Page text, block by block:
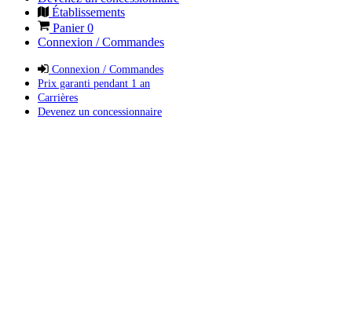
Établissements
Panier0
Connexion / Commandes
Connexion / Commandes
Prix garanti pendant 1 an
Carrières
Devenez un concessionnaire